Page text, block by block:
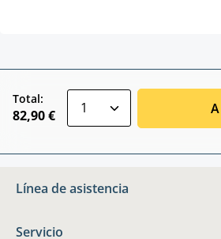
Total:
82,90 €
Línea de asistencia
Servicio